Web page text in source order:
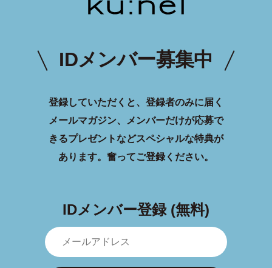
IDメンバー募集中
登録していただくと、登録者のみに届く
メールマガジン、メンバーだけが応募で
きるプレゼントなどスペシャルな特典が
あります。 奮ってご登録ください。
IDメンバー登録 (無料)